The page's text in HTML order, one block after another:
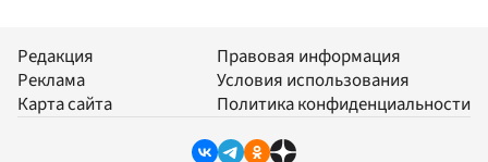
Редакция
Реклама
Карта сайта
Правовая информация
Условия использования
Политика конфиденциальности